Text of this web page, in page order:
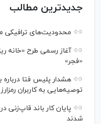
جدیدترین مطالب
محدودیت‌های ترافیکی
آغاز رسمی طرح «خانه
«فجر»
هشدار پلیس فتا درباره
توصیه‌هایی به کاربران رمزارز
شدند